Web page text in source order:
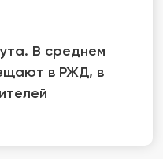
В среднем
в РЖД, в